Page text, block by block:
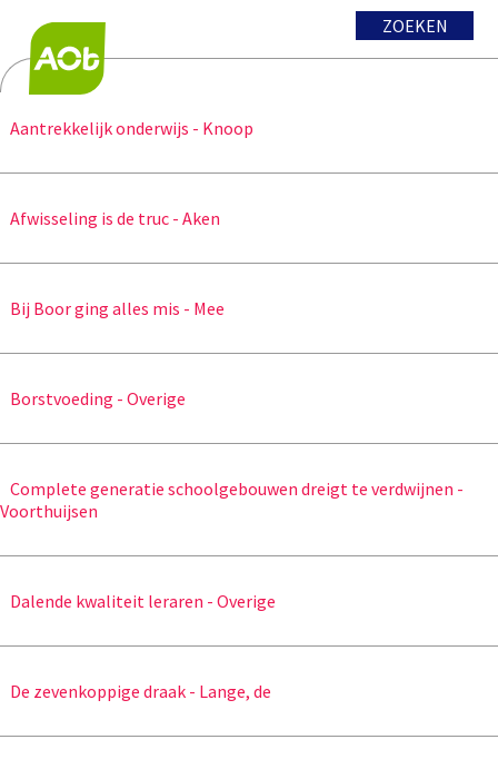
ZOEKEN
Aantrekkelijk onderwijs - Knoop
Afwisseling is de truc - Aken
Bij Boor ging alles mis - Mee
Borstvoeding - Overige
Complete generatie schoolgebouwen dreigt te verdwijnen -
Voorthuijsen
Dalende kwaliteit leraren - Overige
De zevenkoppige draak - Lange, de